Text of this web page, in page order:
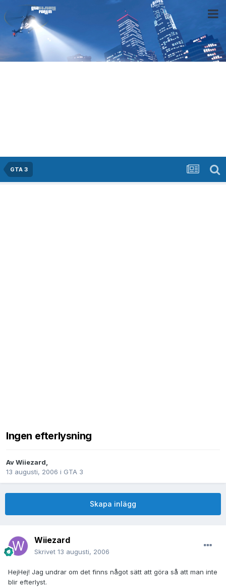
GTA 3
Ingen efterlysning
AvWiiezard,
13 augusti, 2006 i GTA 3
Skapa inlägg
Wiiezard
Skrivet 13 augusti, 2006
HejHej! Jag undrar om det finns något sätt att göra så att man inte
blir efterlyst.